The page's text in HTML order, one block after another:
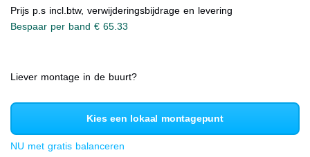
Prijs p.s incl.btw, verwijderingsbijdrage en levering
Bespaar per band € 65.33
Liever montage in de buurt?
Kies een lokaal montagepunt
NU met gratis balanceren